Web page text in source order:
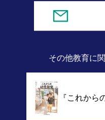
その他教育に
『これから